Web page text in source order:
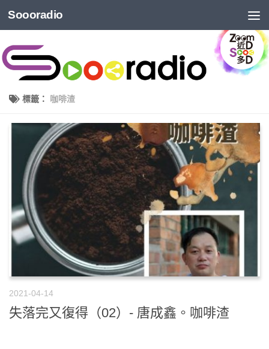
Soooradio
標籤： 咖啡渣
2021-04-14
失落完又復得（02）- 唐成鑫。咖啡渣